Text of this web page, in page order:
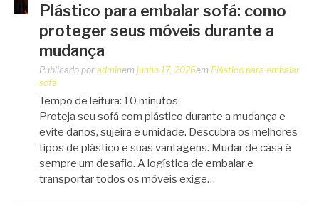
Plástico para embalar sofá: como
proteger seus móveis durante a
mudança
Publicado por adminem junho 17, 2026em Plástico para embalar
sofá
Tempo de leitura: 10 minutos
Proteja seu sofá com plástico durante a mudança e
evite danos, sujeira e umidade. Descubra os melhores
tipos de plástico e suas vantagens. Mudar de casa é
sempre um desafio. A logística de embalar e
transportar todos os móveis exige…